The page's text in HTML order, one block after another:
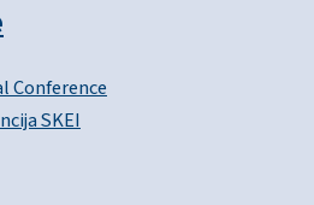
Conference
SKEI